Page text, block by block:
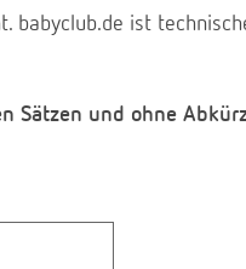
babyclub.de ist
Sätzen und ohne